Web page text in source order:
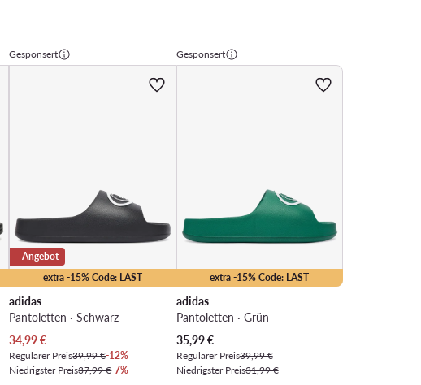
Gesponsert
extra -15% Code: LAST
Angebot
adidas
Pantoletten · Schwarz
Aktueller Preis
34,99€
Regulärer Preis39,99 €-12%
Niedrigster Preis37,99 €-7%
Gesponsert
extra -15% Code: LAST
adidas
Pantoletten · Grün
Aktueller Preis
35,99€
Regulärer Preis39,99 €
Niedrigster Preis31,99 €